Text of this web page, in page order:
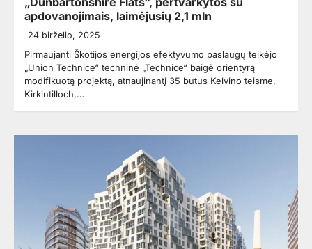
apdovanojimais, laimėjusių 2,1 mln
24 birželio, 2025
Pirmaujanti Škotijos energijos efektyvumo paslaugų teikėjo
„Union Technice“ techninė „Technice“ baigė orientyrą
modifikuotą projektą, atnaujinantį 35 butus Kelvino teisme,
Kirkintilloch,…